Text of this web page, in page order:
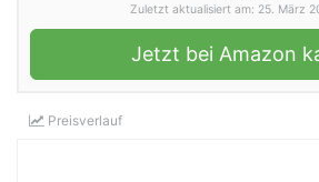
Zuletzt aktualisiert am: 25. März
Jetzt bei Amazon
Preisverlauf